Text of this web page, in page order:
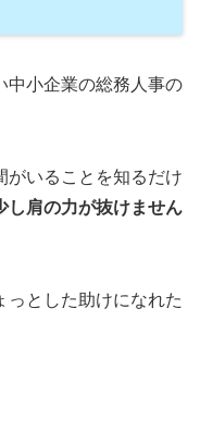
中小企業の総務人事の
がいることを知るだけ
し肩の力が抜けません
っとした助けになれた